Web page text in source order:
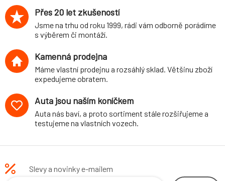
Přes 20 let zkušeností
Jsme na trhu od roku 1999, rádi vám odborně porádíme
s výběrem či montáží.
Kamenná prodejna
Máme vlastní prodejnu a rozsáhlý sklad. Většinu zboží
expedujeme obratem.
Auta jsou naším koníčkem
Auta nás baví, a proto sortiment stále rozšiřujeme a
testujeme na vlastních vozech.
Slevy a novinky e-mailem